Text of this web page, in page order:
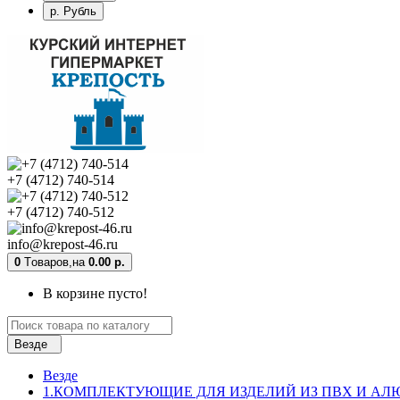
р. Рубль
+7 (4712) 740-514
+7 (4712) 740-512
info@krepost-46.ru
0 Tоваров, на 0.00 р.
В корзине пусто!
Везде
Везде
1.КОМПЛЕКТУЮЩИЕ ДЛЯ ИЗДЕЛИЙ ИЗ ПВХ И